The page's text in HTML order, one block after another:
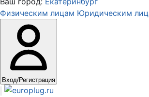
Физическим лицам Юридическим
Вход/Регистрация